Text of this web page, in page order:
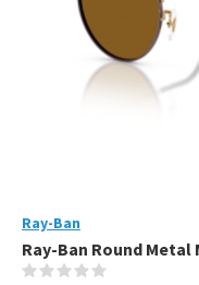
Ray-Ban
Ray-Ban Round